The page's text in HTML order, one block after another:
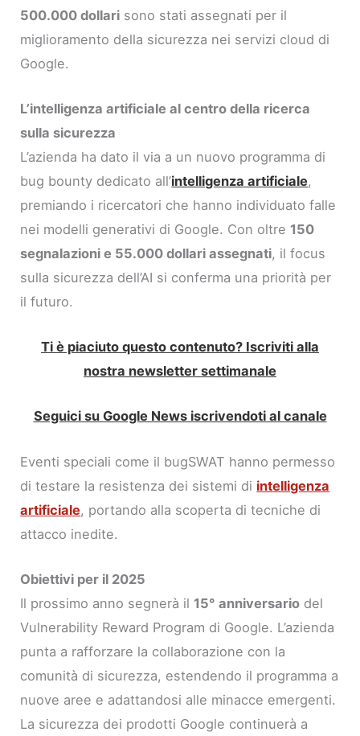
500.000 dollari sono stati assegnati per il
miglioramento della sicurezza nei servizi cloud di
Google.
L’intelligenza artificiale al centro della ricerca
sulla sicurezza
L’azienda ha dato il via a un nuovo programma di
bug bounty dedicato all’intelligenza artificiale,
premiando i ricercatori che hanno individuato falle
nei modelli generativi di Google. Con oltre 150
segnalazioni e 55.000 dollari assegnati, il focus
sulla sicurezza dell’AI si conferma una priorità per
il futuro.
Ti è piaciuto questo contenuto? Iscriviti alla
nostra newsletter settimanale
Seguici su Google News iscrivendoti al canale
Eventi speciali come il bugSWAT hanno permesso
di testare la resistenza dei sistemi di intelligenza
artificiale, portando alla scoperta di tecniche di
attacco inedite.
Obiettivi per il 2025
Il prossimo anno segnerà il 15° anniversario del
Vulnerability Reward Program di Google. L’azienda
punta a rafforzare la collaborazione con la
comunità di sicurezza, estendendo il programma a
nuove aree e adattandosi alle minacce emergenti.
La sicurezza dei prodotti Google continuerà a